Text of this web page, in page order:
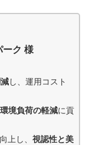
ーク 様
し、運用コスト
環境負荷の軽減に貢
上し、 視認性と美